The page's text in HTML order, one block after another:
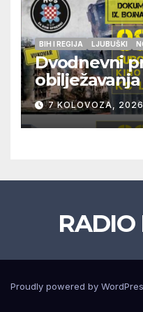
BIH I REGIJA LJUBUŠKI
Dvodnevni
pogibije
Kraljevića i
pripadnika
7 KOLOVOZA,
RADIO
Proudly powered by